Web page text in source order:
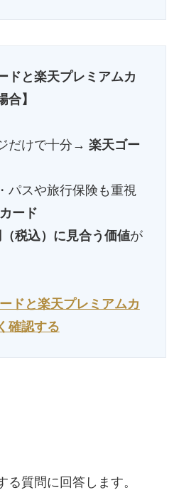
ドと楽天プレミアムカ
】
だけで十分→ 楽天ゴー
パスや旅行保険も重視
ード
税込）に見合う価値が
ドと楽天プレミアムカ
確認する
質問に回答します。